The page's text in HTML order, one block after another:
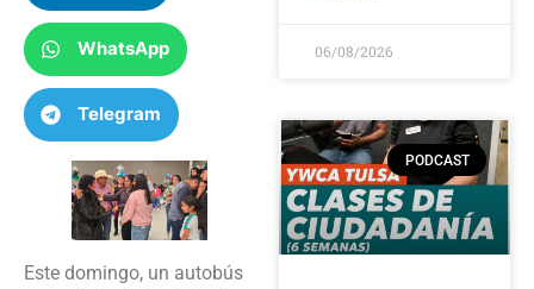
WhatsApp
Telegram
Este domingo, un autobús
06/08/2026
PODCAST